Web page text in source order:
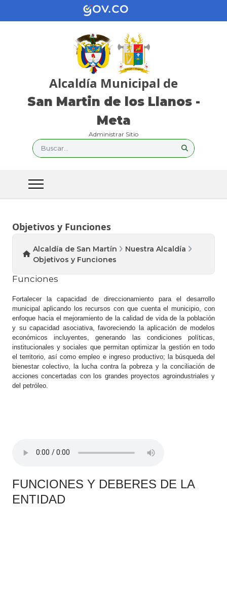
Alcaldía Municipal de
San Martin de los Llanos -
Meta
Administrar Sitio
Buscar...
Objetivos y Funciones
Alcaldía de San Martín
Nuestra Alcaldía
Objetivos y Funciones
Funciones
Fortalecer la capacidad de direccionamiento para el desarrollo
municipal aplicando los recursos con que cuenta el municipio, con
enfoque hacia el mejoramiento de la calidad de vida de la población
y su capacidad asociativa, favoreciendo la aplicación de modelos
económicos incluyentes, generando las condiciones políticas,
institucionales y sociales que permitan optimizar la gestión en todo
el territorio, así como empleo e ingreso productivo; la búsqueda del
bienestar colectivo, la lucha contra la pobreza y la conciliación de
acciones concertadas con los grandes proyectos agroindustriales y
del petróleo.
FUNCIONES Y DEBERES DE LA
ENTIDAD​